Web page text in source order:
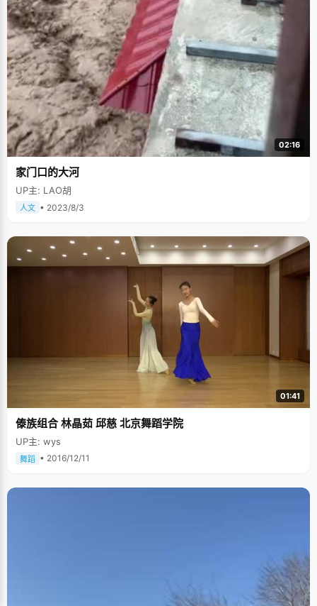
02:16
家门口的大河
UP主: LAO胡
人文 • 2023/8/3
01:41
傣族组合 林晶茹 邱慈 北京舞蹈学院
UP主: wys
舞蹈 • 2016/12/11